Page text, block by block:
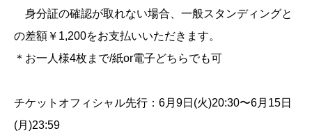
身分証の確認が取れない場合、一般スタンディングと
の差額￥1,200をお支払いいただきます。
＊お一人様4枚まで/紙or電子どちらでも可
チケットオフィシャル先行：6月9日(火)20:30〜6月15日
(月)23:59